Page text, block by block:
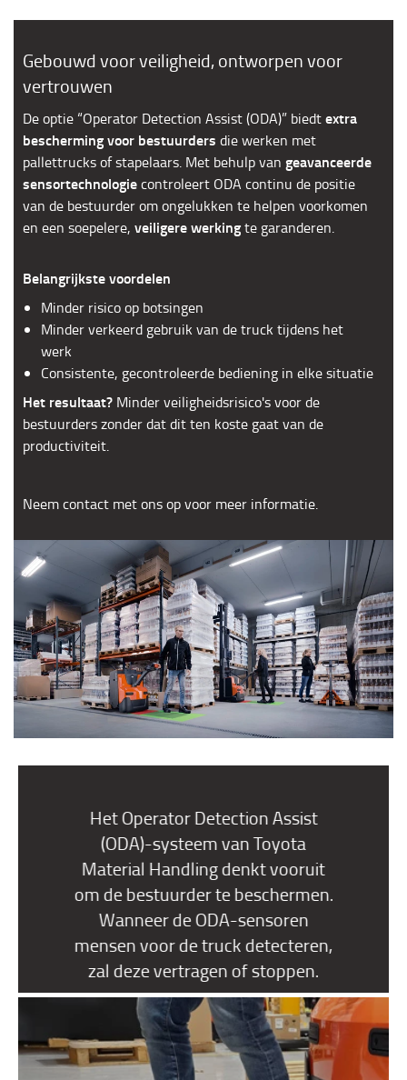
Gebouwd voor veiligheid, ontworpen voor
vertrouwen
De optie “Operator Detection Assist (ODA)” biedtextra
bescherming voor bestuurders die werken met
pallettrucks of stapelaars. Met behulp van geavanceerde
sensortechnologiecontroleert ODA continu de positie
van de bestuurder om ongelukken te helpen voorkomen
en een soepelere, veiligere werkingte garanderen.
Belangrijkste voordelen
Minder risico op botsingen
Minder verkeerd gebruik van de truck tijdens het
werk
Consistente, gecontroleerde bediening in elke situatie
Het resultaat? Minder veiligheidsrisico's voor de
bestuurders zonder dat dit ten koste gaat van de
productiviteit.
Neem contact met ons op voor meer informatie.
Het Operator Detection Assist
(ODA)-systeem van Toyota
Material Handling denkt vooruit
om de bestuurder te beschermen.
Wanneer de ODA-sensoren
mensen voor de truck detecteren,
zal deze vertragen of stoppen.